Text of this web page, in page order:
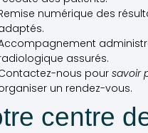
numérique des
assurés.
nous pour savoir
un rendez-vous.
centre